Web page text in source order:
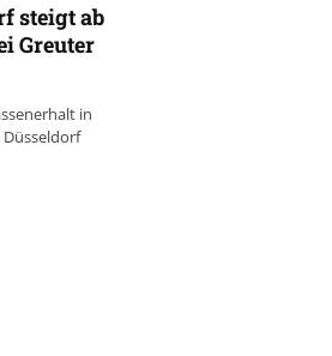
steigt ab
Greuter
in